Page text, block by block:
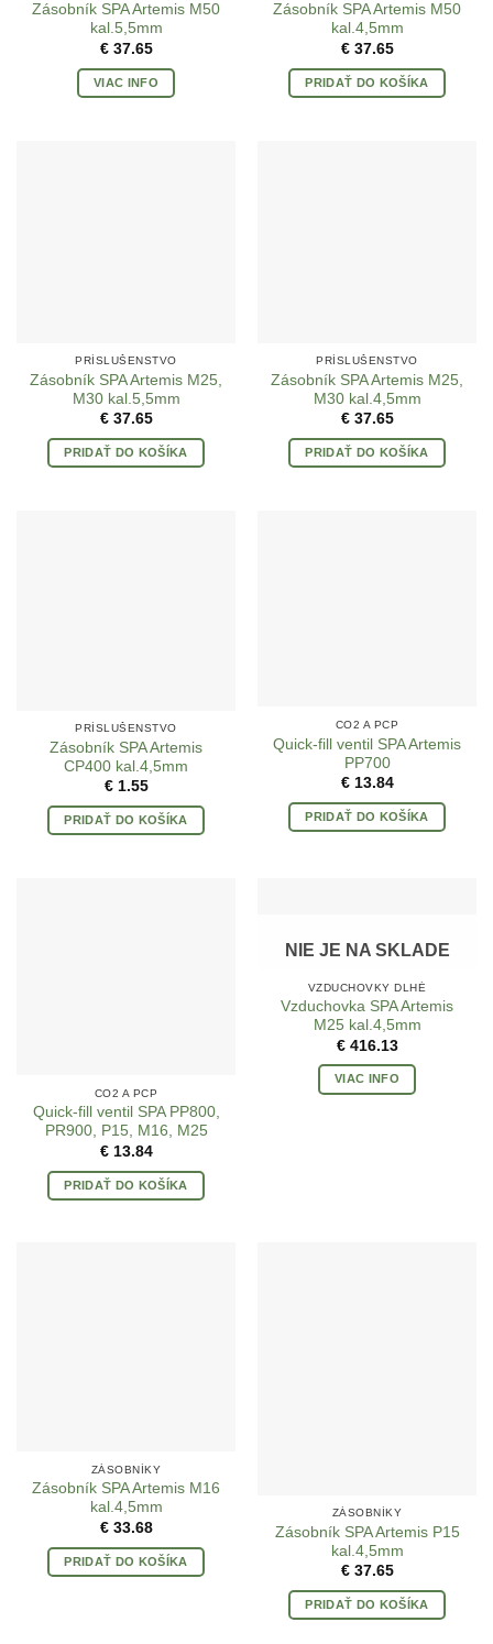
Zásobník SPA Artemis M50
kal.5,5mm
€37.65
VIAC INFO
Zásobník SPA Artemis M50
kal.4,5mm
€37.65
PRIDAŤ DO KOŠÍKA
PRÍSLUŠENSTVO
Zásobník SPA Artemis M25,
M30 kal.5,5mm
€37.65
PRIDAŤ DO KOŠÍKA
PRÍSLUŠENSTVO
Zásobník SPA Artemis M25,
M30 kal.4,5mm
€37.65
PRIDAŤ DO KOŠÍKA
PRÍSLUŠENSTVO
Zásobník SPA Artemis
CP400 kal.4,5mm
€1.55
PRIDAŤ DO KOŠÍKA
CO2 A PCP
Quick-fill ventil SPA Artemis
PP700
€13.84
PRIDAŤ DO KOŠÍKA
CO2 A PCP
Quick-fill ventil SPA PP800,
PR900, P15, M16, M25
€13.84
PRIDAŤ DO KOŠÍKA
NIE JE NA SKLADE
VZDUCHOVKY DLHÉ
Vzduchovka SPA Artemis
M25 kal.4,5mm
€416.13
VIAC INFO
ZÁSOBNÍKY
Zásobník SPA Artemis M16
kal.4,5mm
€33.68
PRIDAŤ DO KOŠÍKA
ZÁSOBNÍKY
Zásobník SPA Artemis P15
kal.4,5mm
€37.65
PRIDAŤ DO KOŠÍKA